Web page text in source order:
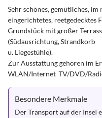
Sehr schönes, gemütliches,
eingerichtetes, reetgedecktes
Grundstück mit großer
(Südausrichtung, Strandkorb
u. Liegestühle).
Zur Ausstattung gehören im
WLAN/Internet  TV/DVD/
Besondere Merkmale
Der Transport auf der Insel